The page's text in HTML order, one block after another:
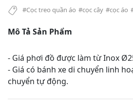
#Cọc treo quần áo #cọc cây #cọc áo
Mô Tả Sản Phẩm
- Giá phơi đồ được làm từ Inox
- Giá có bánh xe di chuyển linh
chuyển tự động.